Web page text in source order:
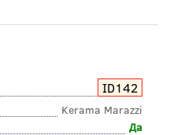
ID142
Kerama Marazzi
Да